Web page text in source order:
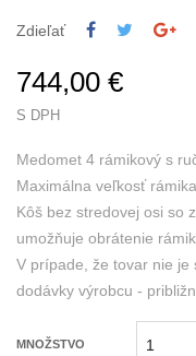
Zdieľať
744,00 €
S DPH
Medomet 4 rámikový s
Maximálna veľkosť
Kôš bez stredovej osi so
umožňuje obrátenie
V prípade, že tovar nie je
dodávky výrobcu -
MNOŽSTVO